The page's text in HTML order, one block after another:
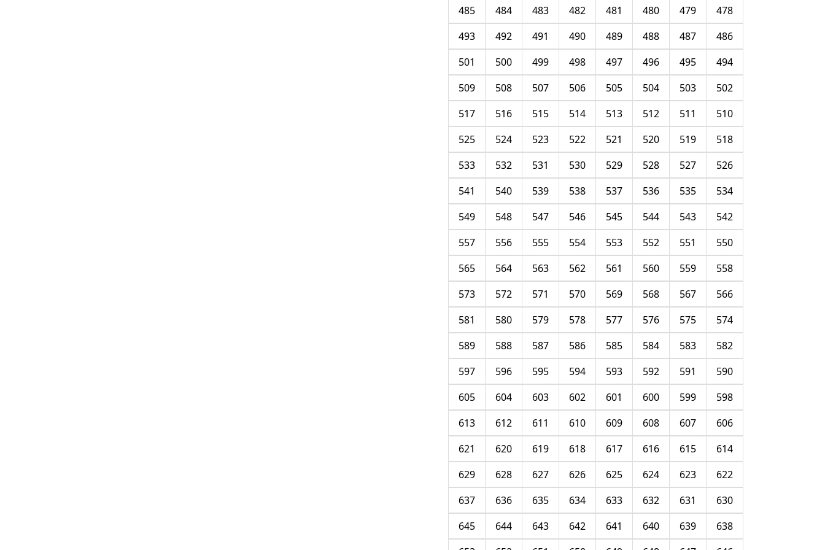
478
479
480
481
482
483
484
485
486
487
488
489
490
491
492
493
494
495
496
497
498
499
500
501
502
503
504
505
506
507
508
509
510
511
512
513
514
515
516
517
518
519
520
521
522
523
524
525
526
527
528
529
530
531
532
533
534
535
536
537
538
539
540
541
542
543
544
545
546
547
548
549
550
551
552
553
554
555
556
557
558
559
560
561
562
563
564
565
566
567
568
569
570
571
572
573
574
575
576
577
578
579
580
581
582
583
584
585
586
587
588
589
590
591
592
593
594
595
596
597
598
599
600
601
602
603
604
605
606
607
608
609
610
611
612
613
614
615
616
617
618
619
620
621
622
623
624
625
626
627
628
629
630
631
632
633
634
635
636
637
638
639
640
641
642
643
644
645